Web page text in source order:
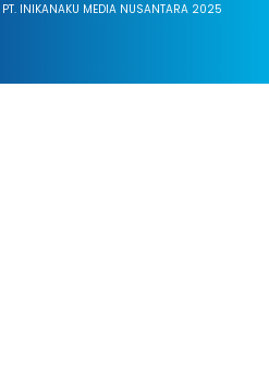
PT. INIKANAKU MEDIA NUSANTARA 2025